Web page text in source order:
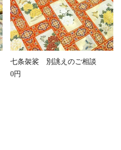
七条袈裟 別誂えのご相談
0円
close